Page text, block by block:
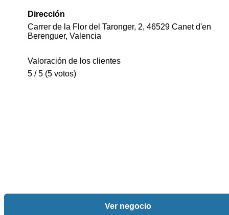
Dirección
Carrer de la Flor del Taronger, 2, 46529 Canet d'en
Berenguer, Valencia
Valoración de los clientes
5 / 5 (5 votos)
Ver negocio